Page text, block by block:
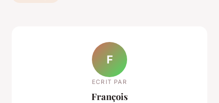
F
ECRIT PAR
François